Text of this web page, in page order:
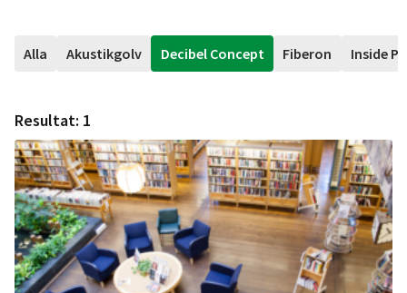
Alla Akustikgolv Decibel Concept Fiberon Inside
Resultat: 1